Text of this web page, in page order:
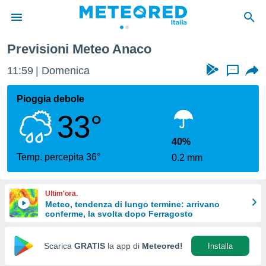
di
per
le
di
Web
Previsioni Meteo Anaco
11:59 Domenica ...
Pioggia debole
33°
Temp. percepita 36°
40%
0.2 mm
Ultim'ora.
Meteo, tendenza di lungo termine: arrivano
conferme, la svolta dopo Ferragosto
Scarica GRATIS la app di Meteored! Installa